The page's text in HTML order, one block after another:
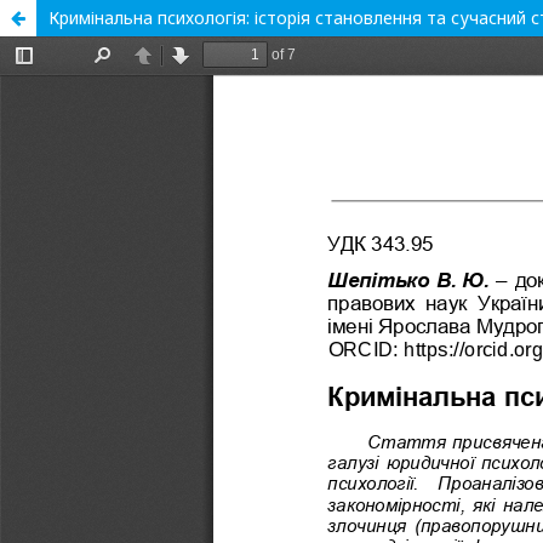
Кримінальна психологія: історія становлення та сучасний